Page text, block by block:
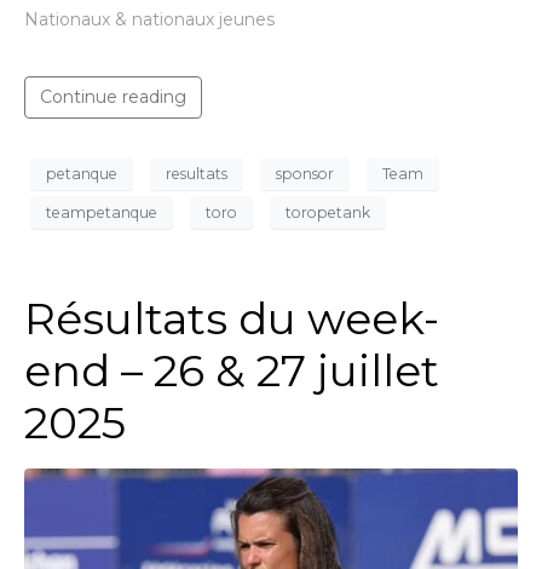
Nationaux & nationaux jeunes
Continue reading
petanque resultats sponsor Team
teampetanque toro toropetank
Résultats du week-
end – 26 & 27 juillet
2025